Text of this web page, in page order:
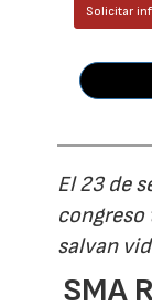
Solicitar
El 23 de
salvan
SMA